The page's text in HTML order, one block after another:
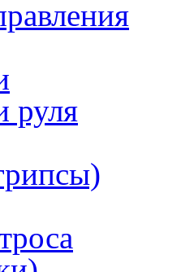
руля